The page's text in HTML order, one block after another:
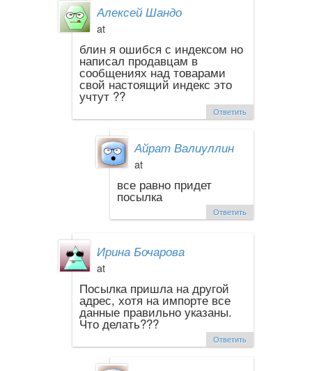
Алексей Шандо
at
блин я ошибся с индексом но
написал продавцам в
сообщениях над товарами
свой настоящий индекс это
учтут ??
Ответить
Айрат Валиуллин
at
все равно придет
посылка
Ответить
Ирина Бочарова
at
Посылка пришла на другой
адрес, хотя на импорте все
данные правильно указаны.
Что делать???
Ответить